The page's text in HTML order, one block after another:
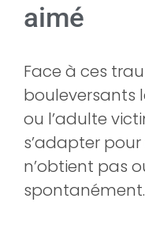
aimé
Face à ces
bouleversants
ou l’adulte
s’adapter pour
n’obtient pas
spontanément.